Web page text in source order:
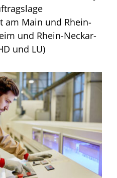
am Main und Rhein-
und Rhein-Neckar-
und LU)